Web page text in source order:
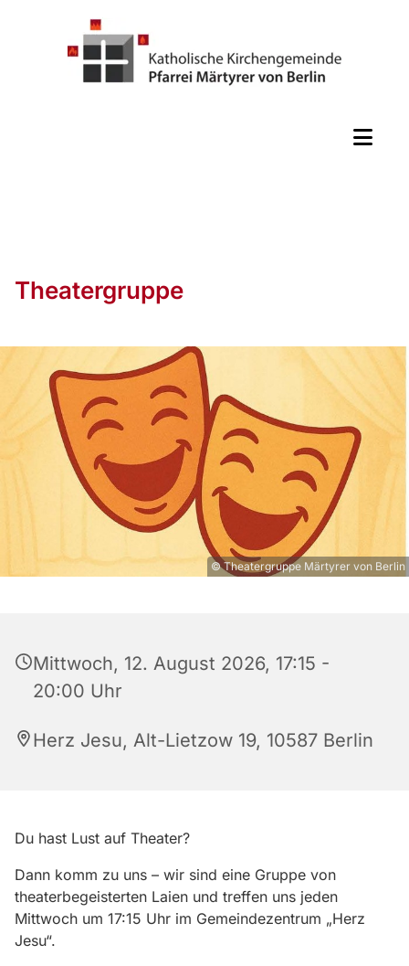
Theatergruppe
© Theatergruppe Märtyrer von Berlin
Mittwoch, 12. August 2026, 17:15 -
20:00 Uhr
Herz Jesu, Alt-Lietzow 19, 10587 Berlin
Du hast Lust auf Theater?
Dann komm zu uns – wir sind eine Gruppe von
theaterbegeisterten Laien und treffen uns jeden
Mittwoch um 17:15 Uhr im Gemeindezentrum „Herz
Jesu“.